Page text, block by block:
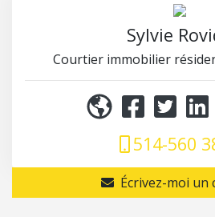
Sylvie
Courtier immobilier
514-560
Écrivez-moi un